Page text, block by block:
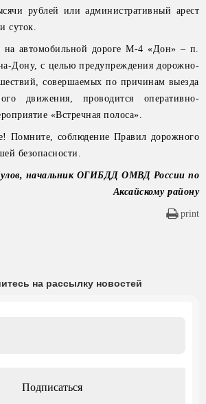
рублей или административный арест
суток.
автомобильной дороге М-4 «Дон» – п.
Дону, с целью предупреждения дорожно-
совершаемых по причинам выезда
движения, проводится оперативно-
«Встречная полоса».
Помните, соблюдение Правил дорожного
безопасности.
начальник ОГИБДД ОМВД России по
Аксайскому району
print
на рассылку новостей